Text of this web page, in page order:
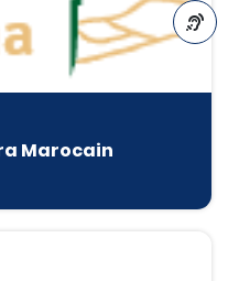
Marocain